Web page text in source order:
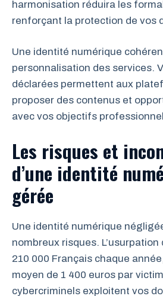
harmonisation réduira les
renforçant la protection de vos
Une identité numérique
personnalisation des services.
déclarées permettent aux
proposer des contenus et
avec vos objectifs
Les risques et
d’une identité
gérée
Une identité numérique
nombreux risques. L’usurpation
210 000 Français chaque
moyen de 1 400 euros par
cybercriminels exploitent vos